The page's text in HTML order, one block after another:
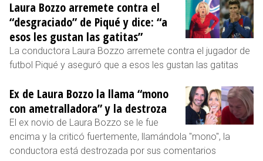
Laura Bozzo arremete contra el
“desgraciado” de Piqué y dice: “a
esos les gustan las gatitas”
La conductora Laura Bozzo arremete contra el jugador de
futbol Piqué y aseguró que a esos les gustan las gatitas
Ex de Laura Bozzo la llama “mono
con ametralladora” y la destroza
El ex novio de Laura Bozzo se le fue
encima y la criticó fuertemente, llamándola "mono", la
conductora está destrozada por sus comentarios